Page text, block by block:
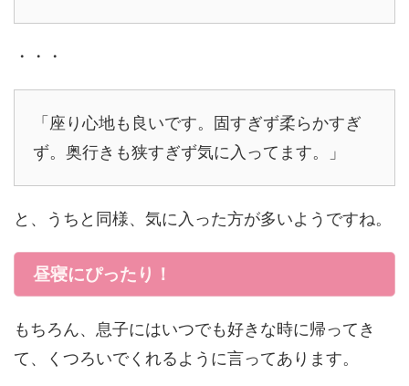
・・・
「座り心地も良いです。固すぎず柔らかすぎ
ず。奥行きも狭すぎず気に入ってます。」
と、うちと同様、気に入った方が多いようですね。
昼寝にぴったり！
もちろん、息子にはいつでも好きな時に帰ってき
て、くつろいでくれるように言ってあります。